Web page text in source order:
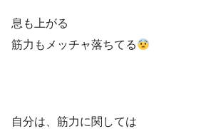
息も上がる
筋力もメッチャ落ちてる
自分は、筋力に関しては